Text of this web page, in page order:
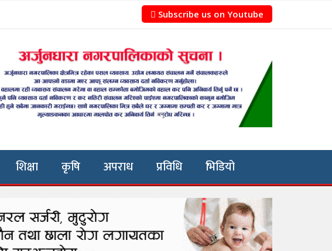
Subscribe us on Youtube
शिक्षा कृषि अपराध प्रविधि भिडियो